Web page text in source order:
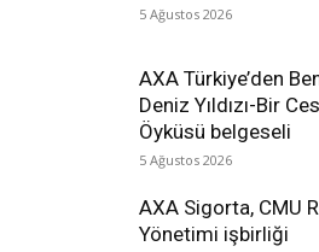
5 Ağustos 2026
AXA Türkiye’den
Deniz Yıldızı-Bir
Öyküsü belgeseli
5 Ağustos 2026
AXA Sigorta, CMU
Yönetimi işbirliği